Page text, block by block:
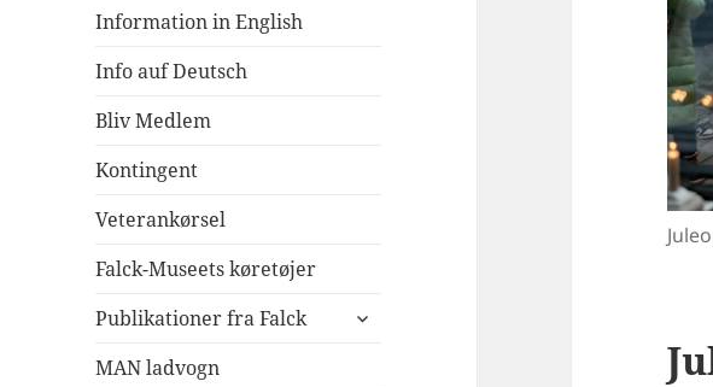
Information in English
Info auf Deutsch
Bliv Medlem
Kontingent
Veterankørsel
Falck-Museets køretøjer
Publikationer fra Falck
udvid
MAN ladvogn